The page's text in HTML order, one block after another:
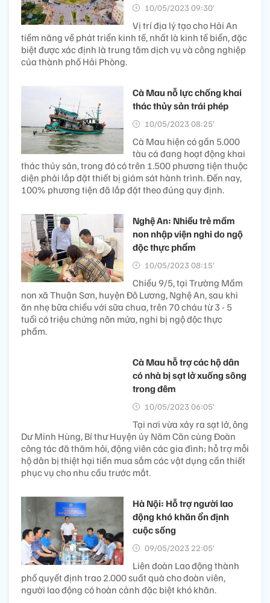
10/05/2023 09:30’
Vị trí địa lý tạo cho Hải An
tiềm năng về phát triển kinh tế, nhất là kinh tế biển, đặc
biệt được xác định là trung tâm dịch vụ và công nghiệp
của thành phố Hải Phòng.
Cà Mau nỗ lực chống khai
thác thủy sản trái phép
10/05/2023 08:25’
Cà Mau hiện có gần 5.000
tàu cá đang hoạt động khai
thác thủy sản, trong đó có trên 1.500 phương tiện thuộc
diện phải lắp đặt thiết bị giám sát hành trình. Đến nay,
100% phương tiện đã lắp đặt theo đúng quy định.
Nghệ An: Nhiều trẻ mầm
non nhập viện nghi do ngộ
độc thực phẩm
10/05/2023 08:15’
Chiều 9/5, tại Trường Mầm
non xã Thuận Sơn, huyện Đô Lương, Nghệ An, sau khi
ăn nhẹ bữa chiều với sữa chua, trên 70 cháu từ 3 - 5
tuổi có triệu chứng nôn mửa, nghi bị ngộ độc thực
phẩm.
Cà Mau hỗ trợ các hộ dân
có nhà bị sạt lở xuống sông
trong đêm
10/05/2023 06:05’
Tại nơi vừa xảy ra sạt lở, ông
Dư Minh Hùng, Bí thư Huyện ủy Năm Căn cùng Đoàn
công tác đã thăm hỏi, động viên các gia đình; hỗ trợ mỗi
hộ dân bị thiệt hại tiền mua sắm các vật dụng cần thiết
phục vụ cho nhu cầu trước mắt.
Hà Nội: Hỗ trợ người lao
động khó khăn ổn định
cuộc sống
09/05/2023 22:05’
Liên đoàn Lao động thành
phố quyết định trao 2.000 suất quà cho đoàn viên,
người lao động có hoàn cảnh đặc biệt khó khăn.